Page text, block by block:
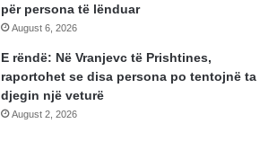
për persona të lënduar
August 6, 2026
E rëndë: Në Vranjevc të Prishtines,
raportohet se disa persona po tentojnë ta
djegin një veturë
August 2, 2026